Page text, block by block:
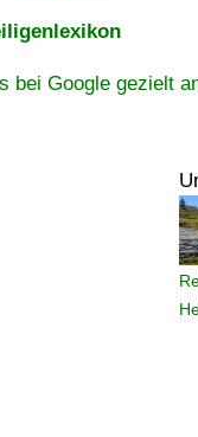
bei Google gezielt